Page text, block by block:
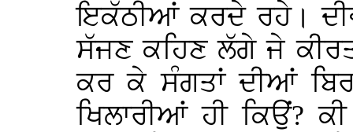
ਇਕੱਠੀਆਂ ਕਰਦੇ ਰਹੇ।
ਸੱਜਣ ਕਹਿਣ ਲੱਗੇ ਜੇ
ਕਰ ਕੇ ਸੰਗਤਾਂ ਦੀਆਂ
ਖਿਲਾਰੀਆਂ ਹੀ ਕਿਉਂ?